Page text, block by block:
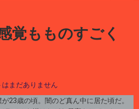
覚もものすごく
はまだありません
23歳の頃。闇のど真ん中に居た頃だ。